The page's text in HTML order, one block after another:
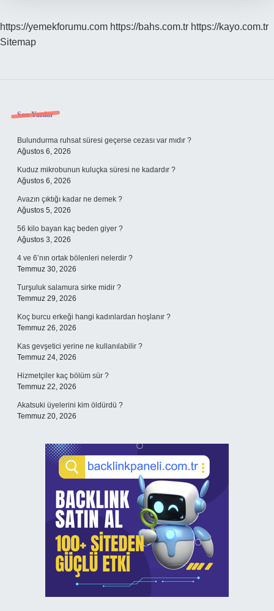
https://yemekforumu.com https://bahs.com.tr https://kayo.com.tr
Sitemap
Sidebar
Son Yazılar
Bulundurma ruhsat süresi geçerse cezası var mıdır ?
Ağustos 6, 2026
Kuduz mikrobunun kuluçka süresi ne kadardır ?
Ağustos 6, 2026
Avazın çıktığı kadar ne demek ?
Ağustos 5, 2026
56 kilo bayan kaç beden giyer ?
Ağustos 3, 2026
4 ve 6’nın ortak bölenleri nelerdir ?
Temmuz 30, 2026
Turşuluk salamura sirke midir ?
Temmuz 29, 2026
Koç burcu erkeği hangi kadınlardan hoşlanır ?
Temmuz 26, 2026
Kas gevşetici yerine ne kullanılabilir ?
Temmuz 24, 2026
Hizmetçiler kaç bölüm sür ?
Temmuz 22, 2026
Akatsuki üyelerini kim öldürdü ?
Temmuz 20, 2026